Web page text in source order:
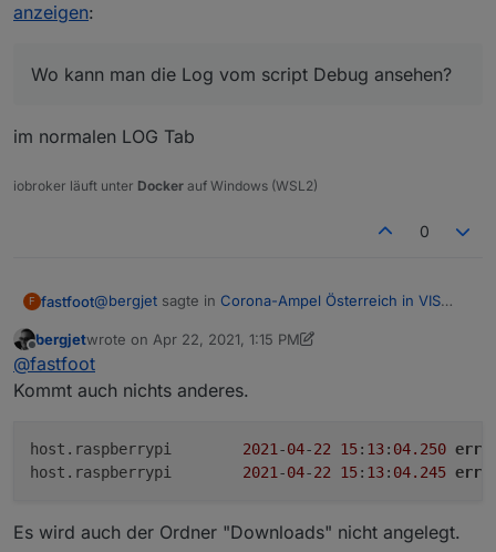
anzeigen:
Wo kann man die Log vom script Debug ansehen?
im normalen LOG Tab
iobroker läuft unter Docker auf Windows (WSL2)
0
F fastfoot@bergjet sagte in Corona-Ampel Österreich in VIS
ansehen?
im normalen LOG Tab
Offline
bergjetwrote on Apr 22, 2021, 1:15 PM
last edited by bergjet Apr 22, 2021, 3:19 PM
@fastfoot
Kommt auch nichts anderes.
2021-04-22 15: 13: 04.250
2021-04-22 15: 13: 04.245
Es wird auch der Ordner "Downloads" nicht angelegt.